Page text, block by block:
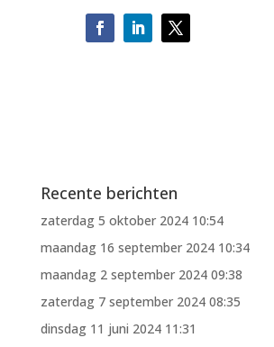
Recente berichten
zaterdag 5 oktober 2024 10:54
maandag 16 september 2024 10:34
maandag 2 september 2024 09:38
zaterdag 7 september 2024 08:35
dinsdag 11 juni 2024 11:31